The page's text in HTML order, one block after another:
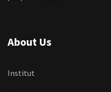
About Us
Institut